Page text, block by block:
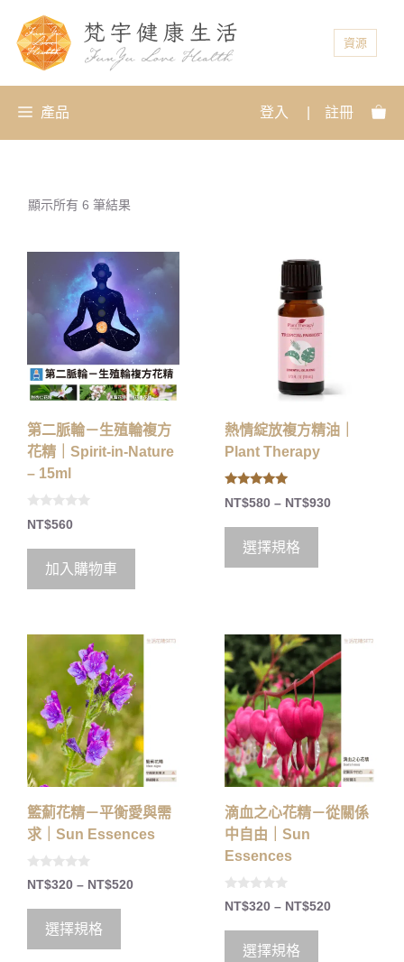
資源
產品 登入 註冊
顯示所有 6 筆結果
第二脈輪－生殖輪複方
花精｜Spirit-in-Nature
– 15ml
0
o
t
5
NT$560
加入購物車
熱情綻放複方精油｜
Plant Therapy
5.00
out of 5
NT$580 – NT$930
選擇規格
籃薊花精－平衡愛與需
求｜Sun Essences
0
o
5
NT$320 – NT$520
選擇規格
滴血之心花精－從關係
中自由｜Sun
Essences
0
oNT$320 – NT$520
選擇規格